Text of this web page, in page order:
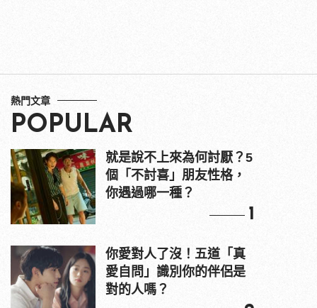
熱門文章
POPULAR
就是說不上來為何討厭？5
個「不討喜」朋友性格，
你遇過哪一種？
1
你愛對人了沒！五道「真
愛自問」識別你的伴侶是
對的人嗎？